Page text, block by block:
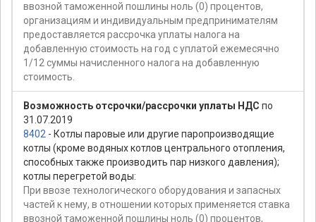
ввозной таможенной пошлины ноль (0) процентов,
организациям и индивидуальным предпринимателям
предоставляется рассрочка уплаты налога на
добавленную стоимость на год с уплатой ежемесячно
1/12 суммы начисленного налога на добавленную
стоимость.
Возможность отсрочки/рассрочки уплаты НДС по
31.07.2019
8402 - Котлы паровые или другие паропроизводящие
котлы (кроме водяных котлов центрального отопления,
способных также производить пар низкого давления);
котлы перегретой воды:
При ввозе технологического оборудования и запасных
частей к нему, в отношении которых применяется ставка
ввозной таможенной пошлины ноль (0) процентов,